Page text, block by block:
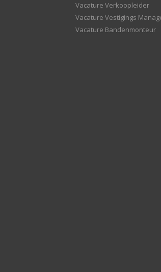
Vacature Verkoopleider
Vacature Vestigings
Vacature Bandenmonteur